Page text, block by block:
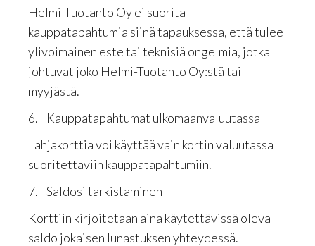
Helmi-Tuotanto Oy ei suorita
kauppatapahtumia siinä tapauksessa, että tulee
ylivoimainen este tai teknisiä ongelmia, jotka
johtuvat joko Helmi-Tuotanto Oy:stä tai
myyjästä.
6. Kauppatapahtumat ulkomaanvaluutassa
Lahjakorttia voi käyttää vain kortin valuutassa
suoritettaviin kauppatapahtumiin.
7. Saldosi tarkistaminen
Korttiin kirjoitetaan aina käytettävissä oleva
saldo jokaisen lunastuksen yhteydessä.